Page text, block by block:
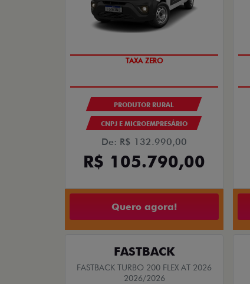
TAXA ZERO
PRODUTOR RURAL
CNPJ E MICROEMPRESÁRIO
De: R$ 132.990,00
R$ 105.790,00
Quero agora!
FASTBACK
FASTBACK TURBO 200 FLEX AT 2026
2026/2026